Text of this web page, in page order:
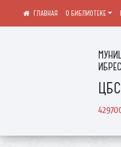
О БИБЛИОТЕКЕ